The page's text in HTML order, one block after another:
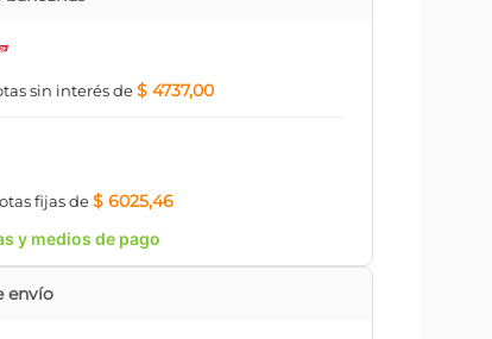
sin interésde$ 4737,00
fijasde$ 6025,46
y medios de pago